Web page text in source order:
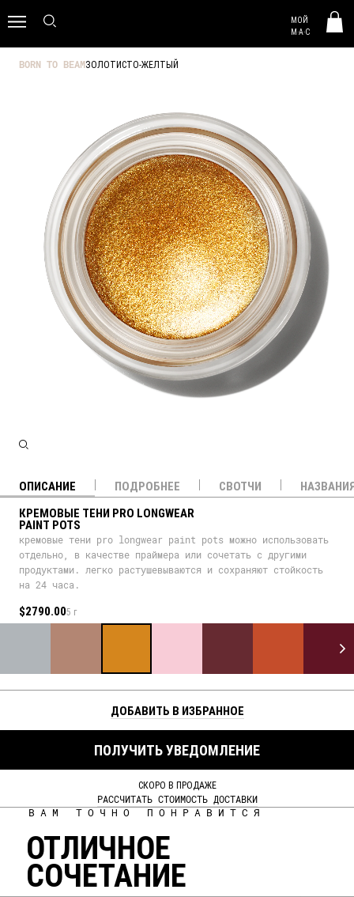
МОЙ
M·A·C
BORN TO BEAM ЗОЛОТИСТО-ЖЕЛТЫЙ
ОПИСАНИЕ ПОДРОБНЕЕ СВОТЧИ
КРЕМОВЫЕ ТЕНИ PRO LONGWEAR
PAINT POTS
кремовые тени pro longwear paint pots можно использовать
отдельно, в качестве праймера или сочетать с другими
продуктами. легко растушевываются и сохраняют стойкость
на 24 часа.
$2790.005 г
ДОБАВИТЬ В ИЗБРАННОЕ
ПОЛУЧИТЬ УВЕДОМЛЕНИЕ
СКОРО В ПРОДАЖЕ
РАССЧИТАТЬ СТОИМОСТЬ ДОСТАВКИ
ВАМ ТОЧНО ПОНРАВИТСЯ
ОТЛИЧНОЕ
СОЧЕТАНИЕ